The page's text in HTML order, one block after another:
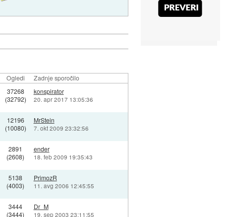
Ogledi Zadnje sporočilo
37268
(32792)
konspirator
20. apr 2017 13:05:36
12196
(10080)
MrStein
7. okt 2009 23:32:56
2891
(2608)
ender
18. feb 2009 19:35:43
5138
(4003)
PrimozR
11. avg 2006 12:45:55
3444
(3444)
Dr_M
19. sep 2003 23:11:55